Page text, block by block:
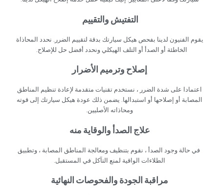
‏التفتيش والتقييم‏
‏يقوم الفنيون لدينا بفحص هيكل سيارتك بدقة لتقييم الضرر. نحدد المحاذاة
الخاطئة أو الصدأ أو التلف الهيكلي ونحدد أفضل حل للإصلاح.‏
‏إصلاح وترميم الأضرار‏
‏اعتمادا على شدة الضرر ، نستخدم تقنيات متقدمة لإعادة تنظيم المناطق
المصابة أو إصلاحها أو استبدالها. يضمن ذلك عودة هيكل سيارتك إلى قوته
ومحاذاته الأصليين.‏
‏علاج الصدأ والوقاية منه‏
‏في حالة وجود الصدأ ، نقوم بتنظيف ومعالجة المناطق المصابة ، وتطبيق
الطلاءات الواقية لمنع التآكل في المستقبل.‏
‏مراقبة الجودة والفحوصات النهائية‏